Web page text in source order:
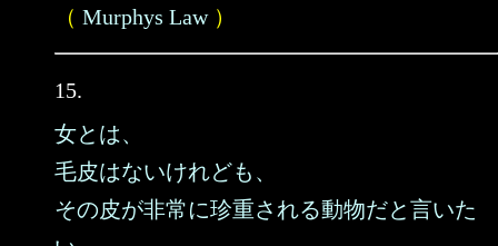
（ Murphys Law）
15.
女とは、
毛皮はないけれども、
その皮が非常に珍重される動物だと言いた